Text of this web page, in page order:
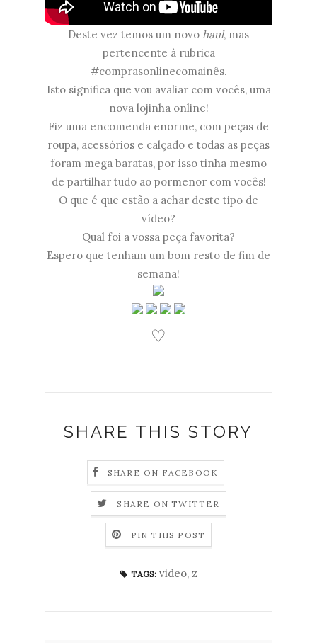
Deste vez temos um novo haul, mas
pertencente à rubrica
#comprasonlinecomainês.
Isto significa que vou avaliar com vocês, uma
nova lojinha online!
Fiz uma encomenda enorme, com peças de
roupa, acessórios e calçado e todas as peças
foram mega baratas, por isso tinha mesmo
de partilhar tudo ao pormenor com vocês!
O que é que estão a achar deste tipo de
vídeo?
Qual foi a vossa peça favorita?
Espero que tenham um bom resto de fim de
semana!
♡
SHARE THIS STORY
SHARE ON FACEBOOK
SHARE ON TWITTER
PIN THIS POST
TAGS: video, z